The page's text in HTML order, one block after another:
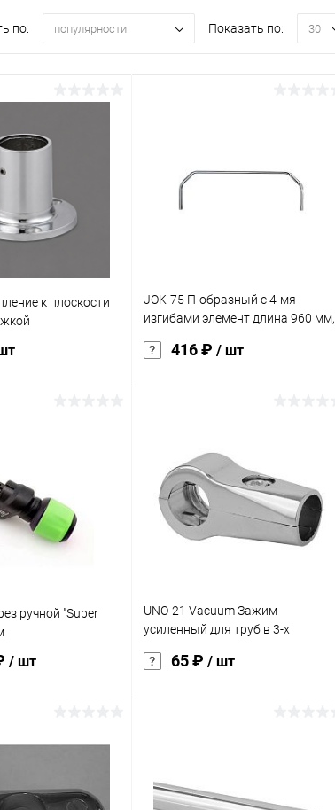
по: популярности Показать по: 30
к плоскости
Под заказ
JOK-75 П-образный с 4-мя
изгибами элемент длина 960 мм,
416 ₽ / шт
Купить в 1 клик
В избранное Под заказ
ручной "Super
/ шт
UNO-21 Vacuum Зажим
усиленный для труб в 3-х
65 ₽ / шт
Купить в 1 клик